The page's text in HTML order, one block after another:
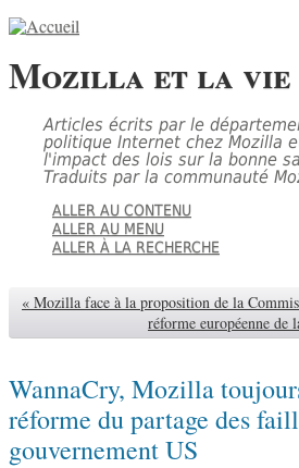
Mozilla et la vie
Articles écrits par le
politique Internet chez Mozilla
l'impact des lois sur la bonne
Traduits par la communauté
ALLER AU CONTENU
ALLER AU MENU
ALLER À LA RECHERCHE
« Mozilla face à la proposition de la
réforme européenne de
WannaCry, Mozilla
réforme du partage des
gouvernement US